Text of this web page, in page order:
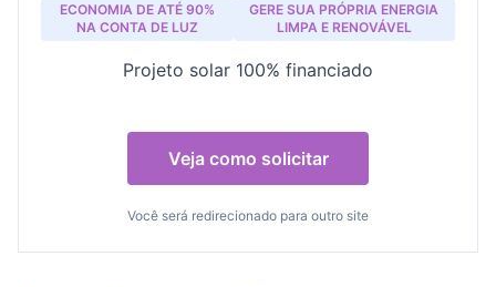
ECONOMIA DE ATÉ 90%
NA CONTA DE LUZ
GERE SUA PRÓPRIA ENERGIA
LIMPA E RENOVÁVEL
Projeto solar 100% financiado
Veja como solicitar
Você será redirecionado para outro site